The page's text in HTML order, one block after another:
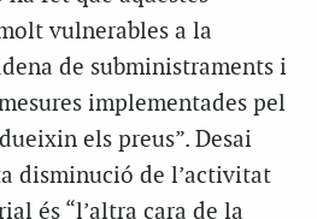
vulnerables a la
de subministraments i
implementades pel
els preus”. Desai
disminució de l’activitat
és “l’altra cara de la